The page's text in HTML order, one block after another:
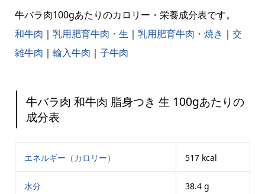
牛バラ肉100gあたりのカロリー・栄養成分表です。
和牛肉 ｜ 乳用肥育牛肉・生 ｜ 乳用肥育牛肉・焼き ｜ 交
雑牛肉 ｜ 輸入牛肉 ｜ 子牛肉
牛バラ肉 和牛肉 脂身つき 生 100gあたりの
成分表
エネルギー（カロリー） 517 kcal
水分 38.4 g